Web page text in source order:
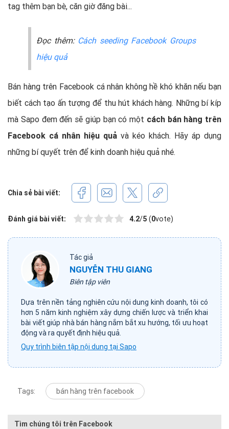
tag thêm bạn bè, căn giờ đăng bài...
Đọc thêm: Cách seeding Facebook Groups
hiệu quả
Bán hàng trên Facebook cá nhân không hề khó khăn nếu bạn
biết cách tạo ấn tượng để thu hút khách hàng. Những bí kíp
mà Sapo đem đến sẽ giúp bạn có một cách bán hàng trên
Facebook cá nhân hiệu quả và kéo khách. Hãy áp dụng
những bí quyết trên để kinh doanh hiệu quả nhé.
Chia sẻ bài viết:
Đánh giá bài viết: 4.2/5 (0vote)
Tác giả
NGUYỄN THU GIANG
Biên tập viên
Dựa trên nền tảng nghiên cứu nội dung kinh doanh, tôi có
hơn 5 năm kinh nghiệm xây dựng chiến lược và triển khai
bài viết giúp nhà bán hàng nắm bắt xu hướng, tối ưu hoạt
động và ra quyết định hiệu quả.
Quy trình biên tập nội dung tại Sapo
Tags: bán hàng trên facebook
Tìm chúng tôi trên Facebook